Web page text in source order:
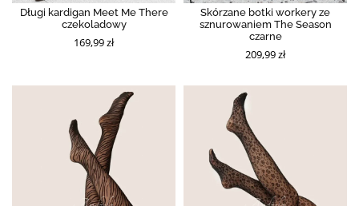
Długi kardigan Meet Me There
czekoladowy
169,99 zł
Skórzane botki workery ze
sznurowaniem The Season
czarne
209,99 zł